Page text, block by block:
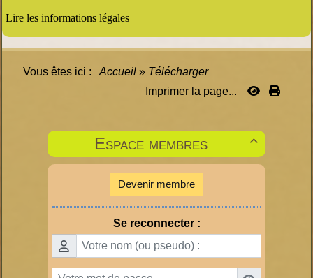
Lire les informations légales
Vous êtes ici : Accueil » Télécharger
Imprimer la page...

Espace membres
Devenir membre
Se reconnecter :